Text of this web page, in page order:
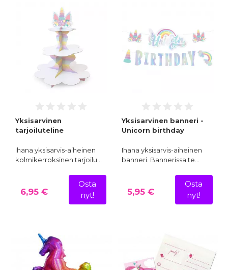
Yksisarvinen
tarjoiluteline
Ihana yksisarvis-aiheinen
kolmikerroksinen tarjoilu…
6,95 €
Osta
nyt!
Yksisarvinen banneri -
Unicorn birthday
Ihana yksisarvis-aiheinen
banneri. Bannerissa te…
5,95 €
Osta
nyt!